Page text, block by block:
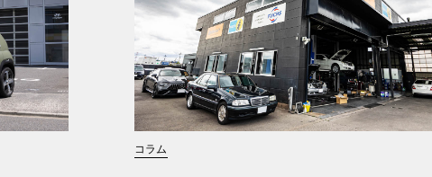
コラム